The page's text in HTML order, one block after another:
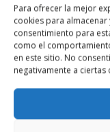
Para ofrecer la mejor
cookies para
consentimiento para
como el
en este sitio. No
negativamente a ciertas